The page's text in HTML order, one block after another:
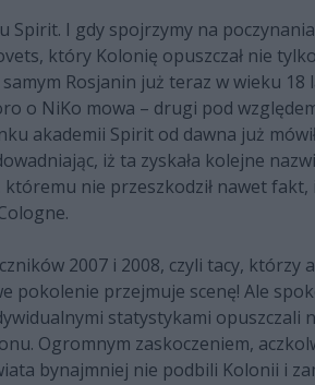
I gdy spojrzymy na
który Kolonię opuszczał nie
Rosjanin już teraz w wieku
o NiKo mowa – drugi pod
akademii Spirit od dawna już
iż ta zyskała kolejne
nie przeszkodził nawet
2007 i 2008, czyli tacy,
pokolenie przejmuje scenę! Ale
statystykami opuszczali
Ogromnym zaskoczeniem,
bynajmniej nie podbili Kolonii i